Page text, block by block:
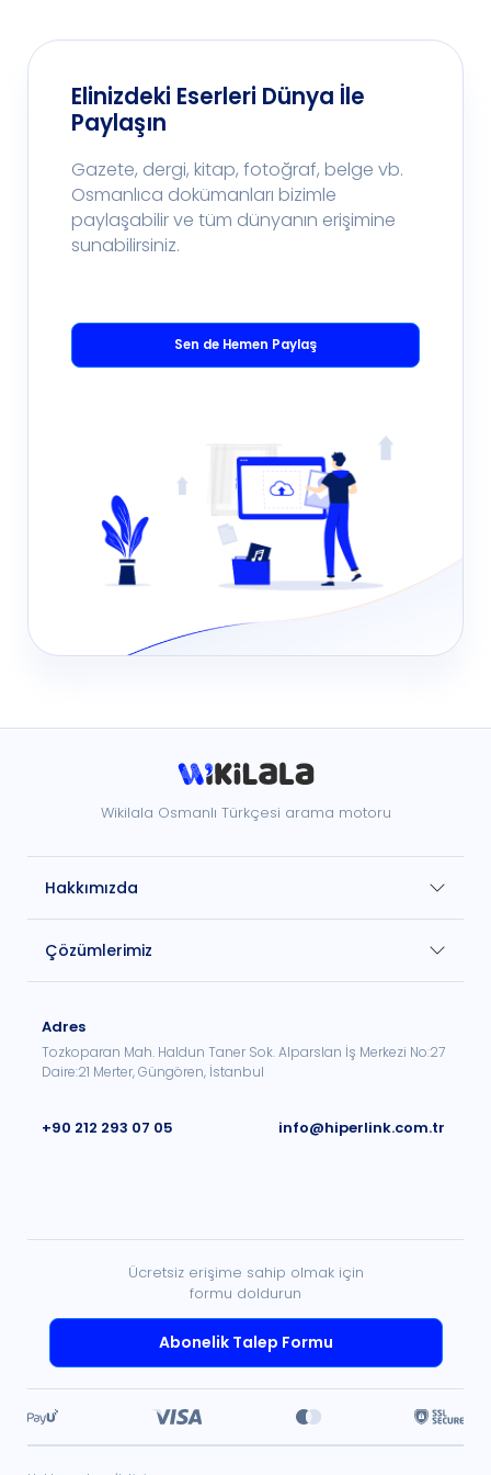
Elinizdeki Eserleri Dünya İle
Paylaşın
Gazete, dergi, kitap, fotoğraf, belge vb.
Osmanlıca dokümanları bizimle
paylaşabilir ve tüm dünyanın erişimine
sunabilirsiniz.
Sen de Hemen Paylaş
Wikilala Osmanlı Türkçesi arama motoru
Hakkımızda
Çözümlerimiz
Adres
Tozkoparan Mah. Haldun Taner Sok. Alparslan İş Merkezi No:27
Daire:21 Merter, Güngören, İstanbul
+90 212 293 07 05 info@hiperlink.com.tr
Ücretsiz erişime sahip olmak için
formu doldurun
Abonelik Talep Formu